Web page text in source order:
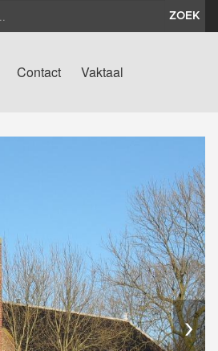
ZOEK
Contact Vaktaal
›